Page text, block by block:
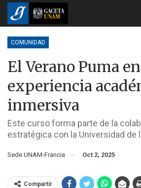
COMUNIDAD
El Verano Puma
experiencia
inmersiva
Este curso forma parte de la
estratégica con la Universidad de
Sede UNAM-Francia Oct 2, 2025
Compartir